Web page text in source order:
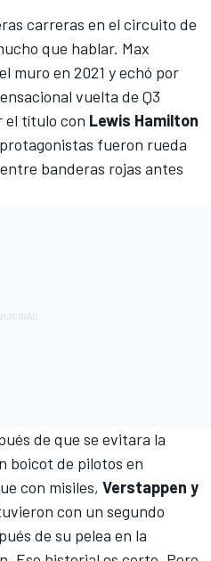
carreras en el circuito de
que hablar. Max
muro en 2021 y echó por
vuelta de Q3
el título con Lewis Hamilton
fueron rueda
banderas rojas antes
de que se evitara la
boicot de pilotos en
con misiles, Verstappen y
con un segundo
de su pelea en la